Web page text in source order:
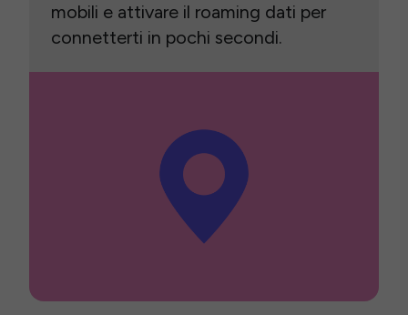
mobili e attivare il roaming dati per
connetterti in pochi secondi.